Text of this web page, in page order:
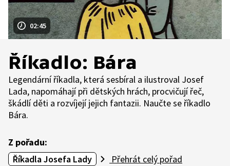
02:45
Říkadlo: Bára
Legendární říkadla, která sesbíral a ilustroval Josef
Lada, napomáhají při dětských hrách, procvičují řeč,
škádlí děti a rozvíjejí jejich fantazii. Naučte se říkadlo
Bára.
Z pořadu:
Říkadla Josefa Lady
Přehrát celý pořad